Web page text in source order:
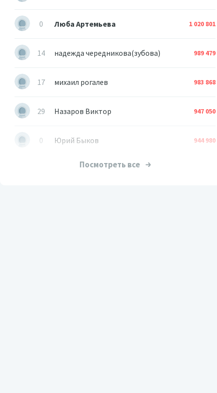
0 Люба Артемьева 1 020 801
14 надежда чередникова(зубова) 989 479
17 михаил рогалев 983 868
29 Назаров Виктор 947 050
0 Юрий Быков 944 980
Валера Миналта
Посмотреть все